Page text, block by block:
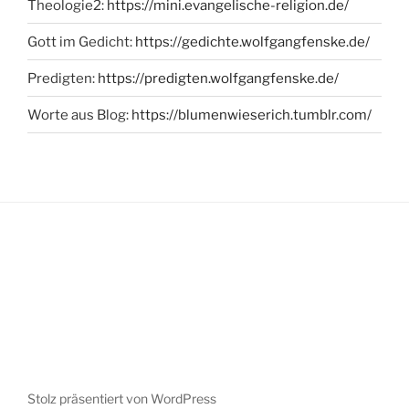
Theologie2: https://mini.evangelische-religion.de/
Gott im Gedicht: https://gedichte.wolfgangfenske.de/
Predigten: https://predigten.wolfgangfenske.de/
Worte aus Blog: https://blumenwieserich.tumblr.com/
Stolz präsentiert von WordPress